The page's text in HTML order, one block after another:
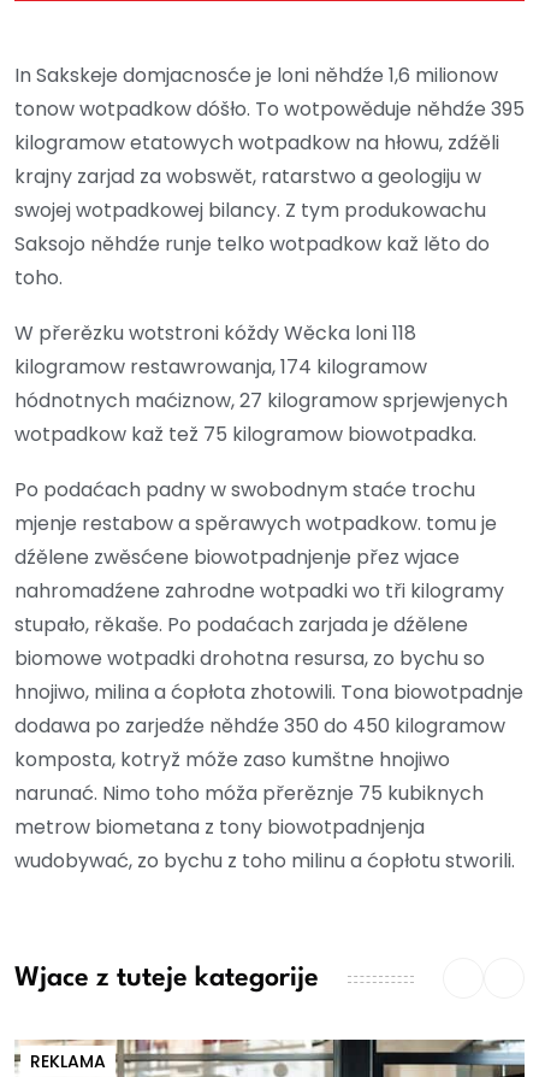
In Sakskeje domjacnosće je loni něhdźe 1,6 milionow
tonow wotpadkow dóšło. To wotpowěduje něhdźe 395
kilogramow etatowych wotpadkow na hłowu, zdźěli
krajny zarjad za wobswět, ratarstwo a geologiju w
swojej wotpadkowej bilancy. Z tym produkowachu
Saksojo něhdźe runje telko wotpadkow kaž lěto do
toho.
W přerězku wotstroni kóždy Wěcka loni 118
kilogramow restawrowanja, 174 kilogramow
hódnotnych maćiznow, 27 kilogramow sprjewjenych
wotpadkow kaž tež 75 kilogramow biowotpadka.
Po podaćach padny w swobodnym staće trochu
mjenje restabow a spěrawych wotpadkow. tomu je
dźělene zwěsćene biowotpadnjenje přez wjace
nahromadźene zahrodne wotpadki wo tři kilogramy
stupało, rěkaše. Po podaćach zarjada je dźělene
biomowe wotpadki drohotna resursa, zo bychu so
hnojiwo, milina a ćopłota zhotowili. Tona biowotpadnje
dodawa po zarjedźe něhdźe 350 do 450 kilogramow
komposta, kotryž móže zaso kumštne hnojiwo
narunać. Nimo toho móža přerěznje 75 kubiknych
metrow biometana z tony biowotpadnjenja
wudobywać, zo bychu z toho milinu a ćopłotu stworili.
Wjace z tuteje kategorije
REKLAMA